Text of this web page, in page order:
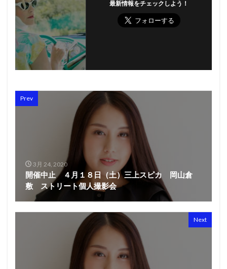
最新情報をチェックしよう！
Prev
3月 24, 2020
開催中止 ４月１８日（土）三上スピカ 岡山倉
敷 ストリート個人撮影会
Next